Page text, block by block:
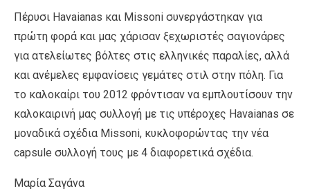
Πέρυσι Havaianas και Missoni συνεργάστηκαν για
πρώτη φορά και μας χάρισαν ξεχωριστές σαγιονάρες
για ατελείωτες βόλτες στις ελληνικές παραλίες, αλλά
και ανέμελες εμφανίσεις γεμάτες στιλ στην πόλη. Για
το καλοκαίρι του 2012 φρόντισαν να εμπλουτίσουν την
καλοκαιρινή μας συλλογή με τις υπέροχες Havaianas σε
μοναδικά σχέδια Missoni, κυκλοφορώντας την νέα
capsule συλλογή τους με 4 διαφορετικά σχέδια.
Μαρία Σαγάνα